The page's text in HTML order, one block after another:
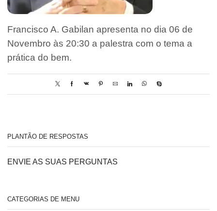
Francisco A. Gabilan apresenta no dia 06 de
Novembro às 20:30 a palestra com o tema a
prática do bem.
PLANTÃO DE RESPOSTAS
ENVIE AS SUAS PERGUNTAS
CATEGORIAS DE MENU